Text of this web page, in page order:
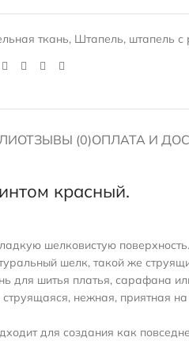
ткань, Штапель, штапель с
ОТЗЫВЫ (0)ОПЛАТА И
красный.
шелковистую
шелк, такой же
шитья платья, сарафана
нежная, приятная
для создания как